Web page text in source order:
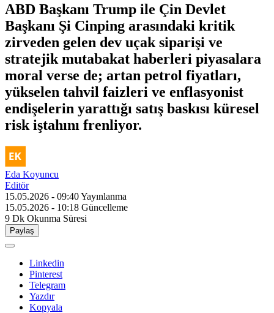
ABD Başkanı Trump ile Çin Devlet
Başkanı Şi Cinping arasındaki kritik
zirveden gelen dev uçak siparişi ve
stratejik mutabakat haberleri piyasalara
moral verse de; artan petrol fiyatları,
yükselen tahvil faizleri ve enflasyonist
endişelerin yarattığı satış baskısı küresel
risk iştahını frenliyor.
Eda Koyuncu
Editör
15.05.2026 - 09:40Yayınlanma
15.05.2026 - 10:18 Güncelleme
9 Dk Okunma Süresi
Paylaş
Linkedin
Pinterest
Telegram
Yazdır
Kopyala